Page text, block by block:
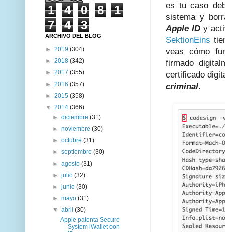
es tu caso
sistema y
Apple IDy
SektionEins
veas cómo
firmado
certificado
criminal.
1 4 0 8
1
7
4 3
ARCHIVO DEL BLOG
► 2019 (304)
► 2018 (342)
► 2017 (355)
► 2016 (357)
► 2015 (358)
▼ 2014 (366)
►diciembre(31)
►noviembre(30)
►octubre(31)
►septiembre(30)
►agosto(31)
►julio(32)
►junio(30)
►mayo(31)
▼abril(30)
Apple patenta Secure
System iWallet con